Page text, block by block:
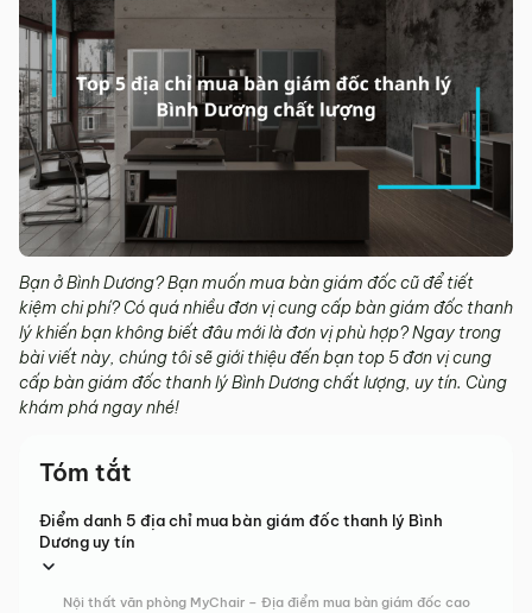
Bạn ở Bình Dương? Bạn muốn mua bàn giám đốc cũ để tiết
kiệm chi phí? Có quá nhiều đơn vị cung cấp bàn giám đốc thanh
lý khiến bạn không biết đâu mới là đơn vị phù hợp? Ngay trong
bài viết này, chúng tôi sẽ giới thiệu đến bạn top 5 đơn vị cung
cấp bàn giám đốc thanh lý Bình Dương chất lượng, uy tín. Cùng
khám phá ngay nhé!
Tóm tắt
Điểm danh 5 địa chỉ mua bàn giám đốc thanh lý Bình
Dương uy tín
Nội thất văn phòng MyChair – Địa điểm mua bàn giám đốc cao